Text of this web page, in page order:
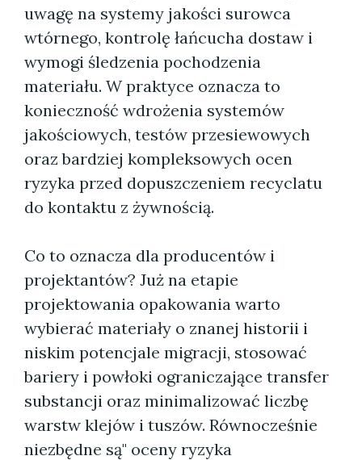
uwagę na systemy jakości surowca
wtórnego, kontrolę łańcucha dostaw i
wymogi śledzenia pochodzenia
materiału. W praktyce oznacza to
konieczność wdrożenia systemów
jakościowych, testów przesiewowych
oraz bardziej kompleksowych ocen
ryzyka przed dopuszczeniem recyclatu
do kontaktu z żywnością.
Co to oznacza dla producentów i
projektantów? Już na etapie
projektowania opakowania warto
wybierać materiały o znanej historii i
niskim potencjale migracji, stosować
bariery i powłoki ograniczające transfer
substancji oraz minimalizować liczbę
warstw klejów i tuszów. Równocześnie
niezbędne są" oceny ryzyka